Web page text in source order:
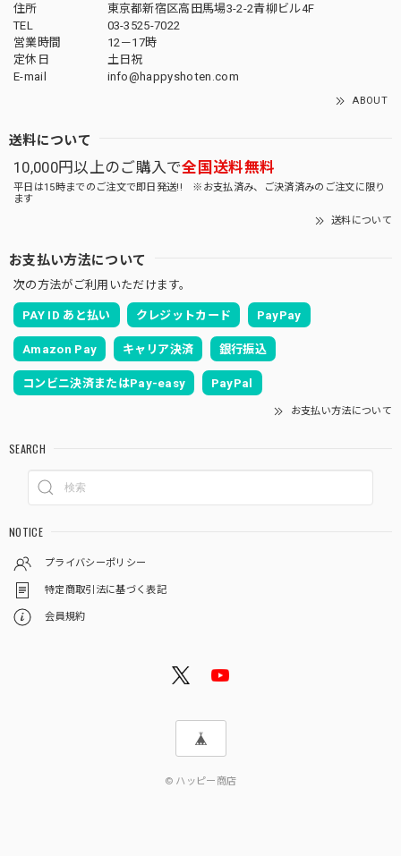
住所
東京都新宿区高田馬場3-2-2青柳ビル4F
TEL
03-3525-7022
営業時間
12－17時
定休日
土日祝
E-mail
info@happyshoten.com
ABOUT
送料について
10,000円以上のご購入で全国送料無料
平日は15時までのご注文で即日発送!! ※お支払済み、ご決済済みのご注文に限り
ます
送料について
お支払い方法について
次の方法がご利用いただけます。
PAY ID あと払い クレジットカード PayPay
Amazon Pay キャリア決済 銀行振込
コンビニ決済またはPay-easy PayPal
お支払い方法について
SEARCH
NOTICE
プライバシーポリシー
特定商取引法に基づく表記
会員規約
© ハッピー商店